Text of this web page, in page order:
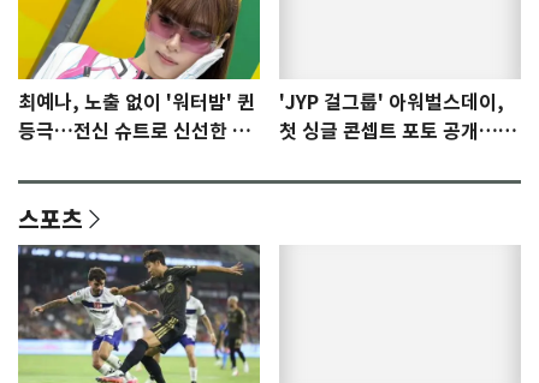
최예나, 노출 없이 '워터밤' 퀸
등극…전신 슈트로 신선한 충
'JYP 걸그룹' 아워벌스데이,
첫 싱글 콘셉트 포토 공개…청
스포츠